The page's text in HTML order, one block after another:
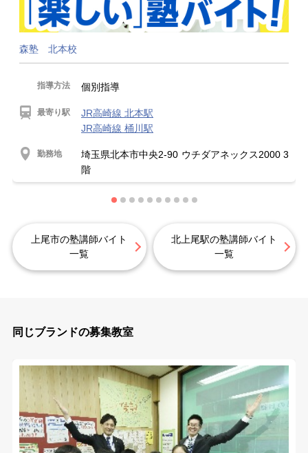
森塾 北本校
指導方法 個別指導
最寄り駅
JR高崎線 北本駅
JR高崎線 桶川駅
勤務地
埼玉県北本市中央2-90 ウチダアネックス2000 3
階
上尾市の塾講師バイト
一覧
北上尾駅の塾講師バイト
一覧
同じブランドの募集教室